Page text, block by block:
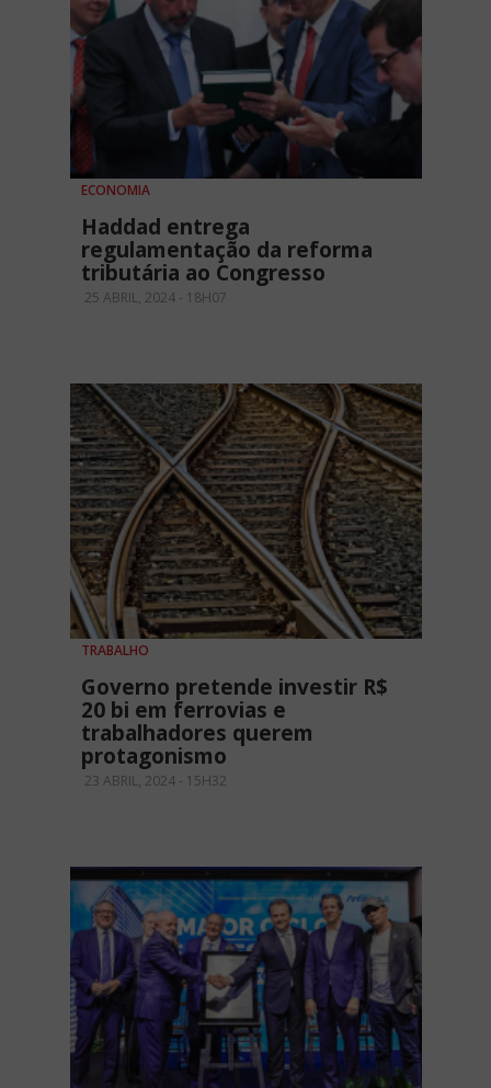
ECONOMIA
Haddad entrega
regulamentação da reforma
tributária ao Congresso
25 ABRIL, 2024 - 18H07
TRABALHO
Governo pretende investir R$
20 bi em ferrovias e
trabalhadores querem
protagonismo
23 ABRIL, 2024 - 15H32